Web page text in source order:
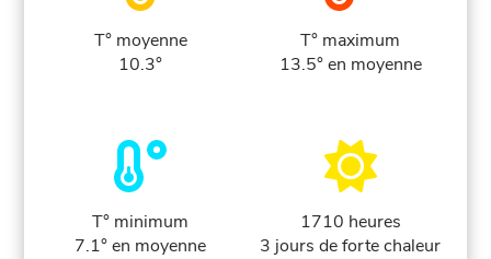
T° moyenne
10.3°
T° maximum
13.5° en moyenne
T° minimum
7.1° en moyenne
1710 heures
3 jours de forte chaleur